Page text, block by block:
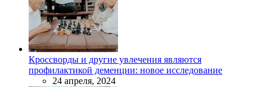
Кроссворды и другие увлечения являются
профилактикой деменции: новое исследование
24 апреля, 2024